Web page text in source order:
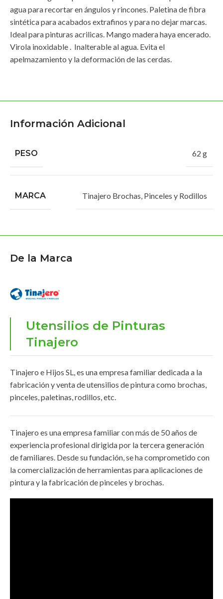
agua para recortar en ángulos y rincones. Paletina de fibra
sintética para acabados extrafinos y para no dejar marcas.
Ideal para pinturas acrilicas. Mango madera haya encerado.
Virola inoxidable . Inalterable al agua. Evita el
apelmazamiento y la deformación de las cerdas.
Información Adicional
PESO 62 g
MARCA Tinajero Brochas, Pinceles y Rodillos
De la Marca
Utensilios de Pinturas
Tinajero
Tinajero e Hijos SL, es una empresa familiar dedicada a la
fabricación y venta de utensilios de pintura como brochas,
pinceles, paletinas, rodillos, etc.
Tinajero es una empresa familiar con más de 50 años de
experiencia profesional dirigida por la tercera generación
de familiares. Desde su fundación, se ha comprometido con
la comercialización de herramientas para aplicaciones de
pintura y la fabricación de pinceles y brochas.